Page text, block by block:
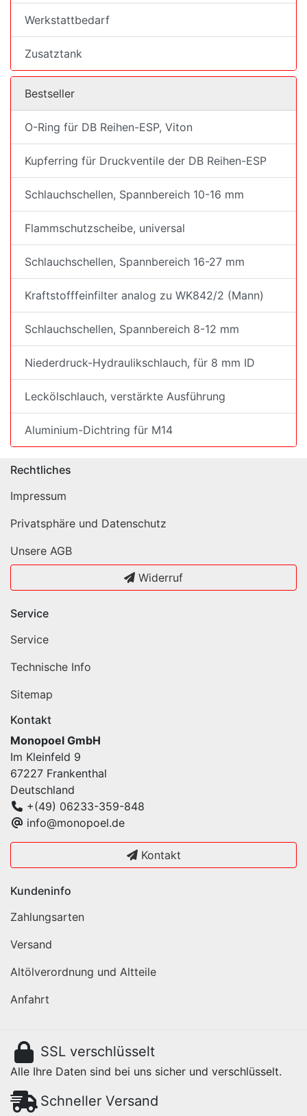
Werkstattbedarf
Zusatztank
Bestseller
O-Ring für DB Reihen-ESP, Viton
Kupferring für Druckventile der DB Reihen-ESP
Schlauchschellen, Spannbereich 10-16 mm
Flammschutzscheibe, universal
Schlauchschellen, Spannbereich 16-27 mm
Kraftstofffeinfilter analog zu WK842/2 (Mann)
Schlauchschellen, Spannbereich 8-12 mm
Niederdruck-Hydraulikschlauch, für 8 mm ID
Leckölschlauch, verstärkte Ausführung
Aluminium-Dichtring für M14
Rechtliches
Impressum
Privatsphäre und Datenschutz
Unsere AGB
Widerruf
Service
Service
Technische Info
Sitemap
Kontakt
Monopoel GmbH
Im Kleinfeld 9
67227 Frankenthal
Deutschland
+(49) 06233-359-848
info@monopoel.de
Kontakt
Kundeninfo
Zahlungsarten
Versand
Altölverordnung und Altteile
Anfahrt
SSL verschlüsselt
Alle Ihre Daten sind bei uns sicher und verschlüsselt.
Schneller Versand